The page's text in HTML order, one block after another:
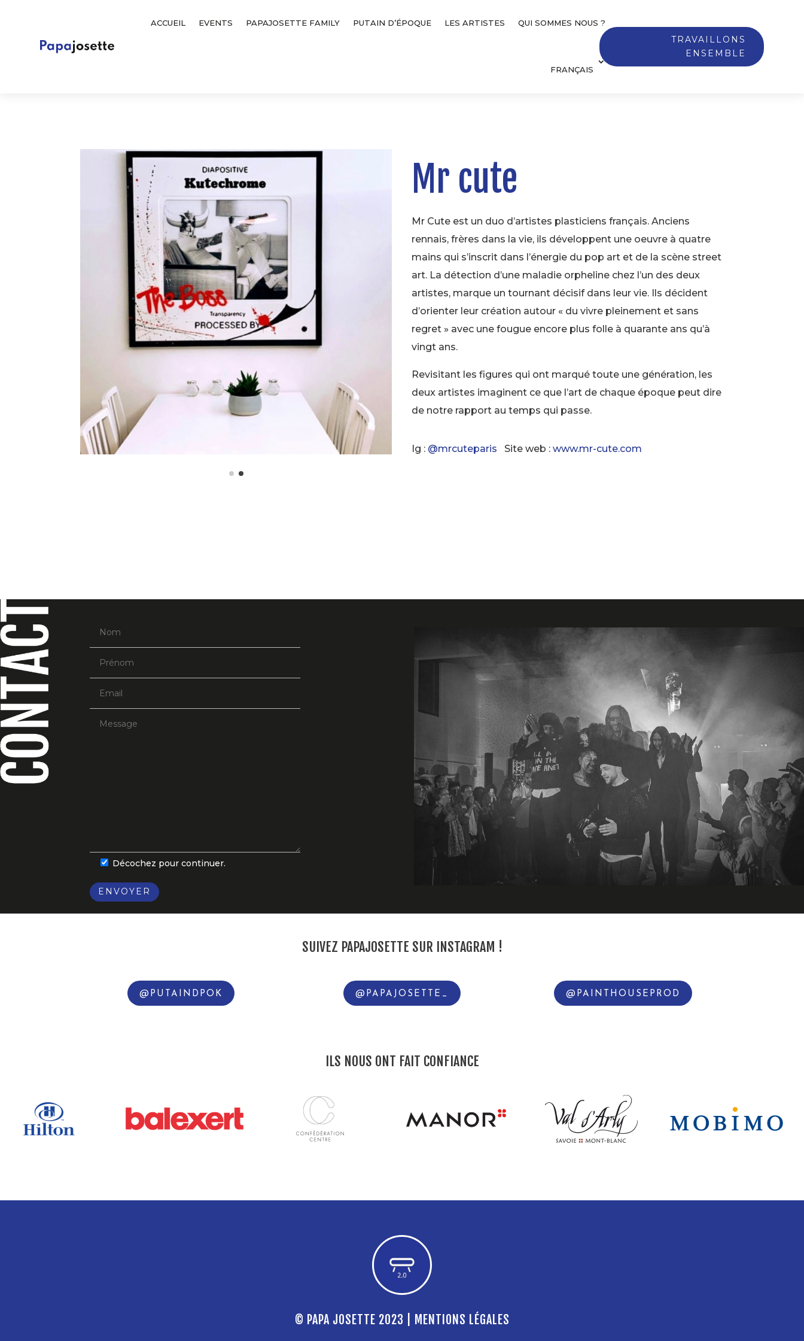
ACCUEIL EVENTS PAPAJOSETTE FAMILY PUTAIN D’ÉPOQUE LES ARTISTES QUI SOMMES NOUS ?
FRANÇAIS
TRAVAILLONS
ENSEMBLE
Mr cute
Mr Cute est un duo d’artistes plasticiens français. Anciens
rennais, frères dans la vie, ils développent une oeuvre à quatre
mains qui s’inscrit dans l’énergie du pop art et de la scène street
art. La détection d’une maladie orpheline chez l’un des deux
artistes, marque un tournant décisif dans leur vie. Ils décident
d’orienter leur création autour « du vivre pleinement et sans
regret » avec une fougue encore plus folle à quarante ans qu’à
vingt ans.
Revisitant les figures qui ont marqué toute une génération, les
deux artistes imaginent ce que l’art de chaque époque peut dire
de notre rapport au temps qui passe.
Ig : @mrcuteparis Site web :www.mr-cute.com
Décochez pour continuer.
ENVOYER
SUIVEZ PAPAJOSETTE SUR INSTAGRAM !
@PUTAINDPOK @PAPAJOSETTE_ @PAINTHOUSEPROD
ILS NOUS ONT FAIT CONFIANCE
© PAPA JOSETTE 2023 | MENTIONS LÉGALES